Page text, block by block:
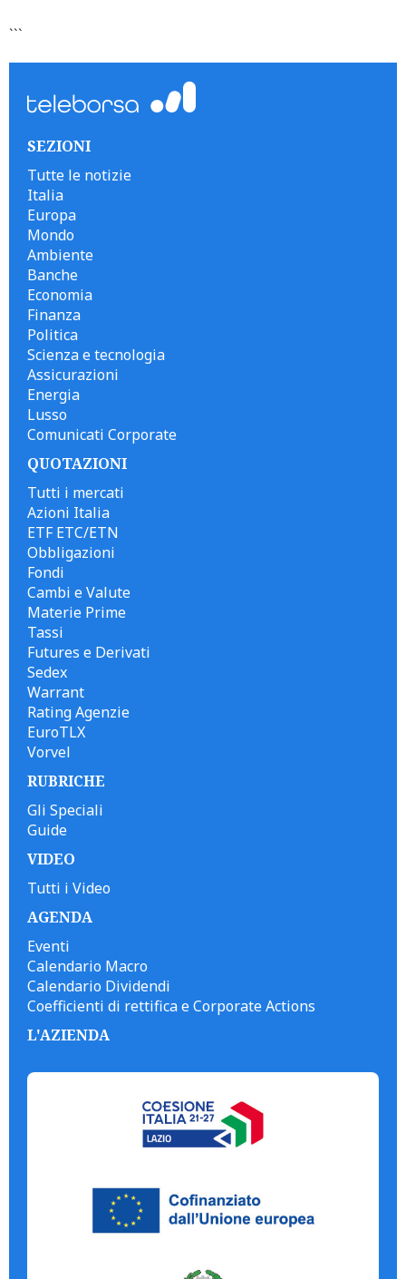
```
SEZIONI
Tutte le notizie
Italia
Europa
Mondo
Ambiente
Banche
Economia
Finanza
Politica
Scienza e tecnologia
Assicurazioni
Energia
Lusso
Comunicati Corporate
QUOTAZIONI
Tutti i mercati
Azioni Italia
ETF ETC/ETN
Obbligazioni
Fondi
Cambi e Valute
Materie Prime
Tassi
Futures e Derivati
Sedex
Warrant
Rating Agenzie
EuroTLX
Vorvel
RUBRICHE
Gli Speciali
Guide
VIDEO
Tutti i Video
AGENDA
Eventi
Calendario Macro
Calendario Dividendi
Coefficienti di rettifica e Corporate Actions
L'AZIENDA